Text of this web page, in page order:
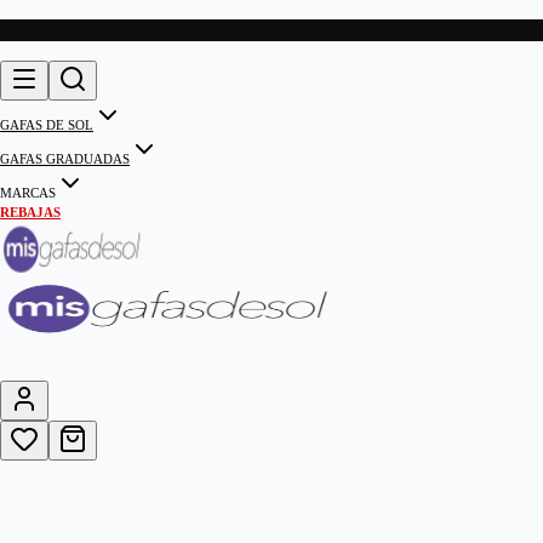
GAFAS DE SOL
GAFAS GRADUADAS
MARCAS
REBAJAS